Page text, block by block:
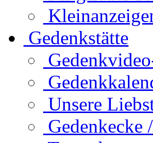
Gedenkstätte
Unsere
Gedenkecke